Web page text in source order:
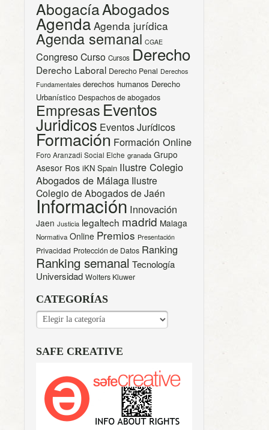
AbogacíaAbogados
Agenda Agenda jurídica
Agenda semanal CGAE
CongresoCurso Cursos Derecho
Derecho Laboral Derecho Penal Derechos
Fundamentales derechos humanos Derecho
Urbanístico Despachos de abogados
Empresas Eventos
Juridicos Eventos Jurídicos
Formación Formación Online
Foro Aranzadi Social Elche granada Grupo
Asesor Ros iKN Spain Ilustre Colegio
Abogados de Málaga Ilustre
Colegio de Abogados de Jaén
Información Innovación
Jaen Justicia legaltech madrid Malaga
Normativa Online Premios Presentación
Privacidad Protección de Datos Ranking
Ranking semanal Tecnología
Universidad Wolters Kluwer
CATEGORÍAS
CATEGORÍAS
SAFE CREATIVE